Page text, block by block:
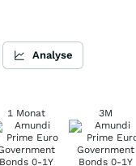
Analyse
1 Monat 3M